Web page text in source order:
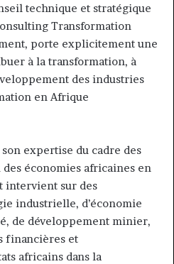
technique et stratégique
Transformation
porte explicitement une
à la transformation, à
des industries
en Afrique
expertise du cadre des
économies africaines en
intervient sur des
industrielle, d’économie
de développement minier,
financières et
africains dans la